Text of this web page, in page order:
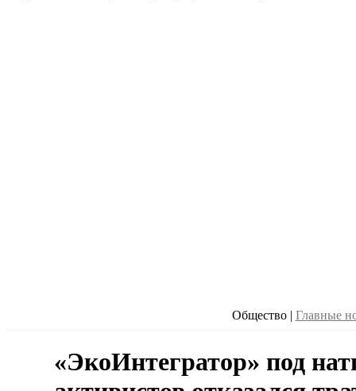
Общество | Главные
«ЭкоИнтегратор» под